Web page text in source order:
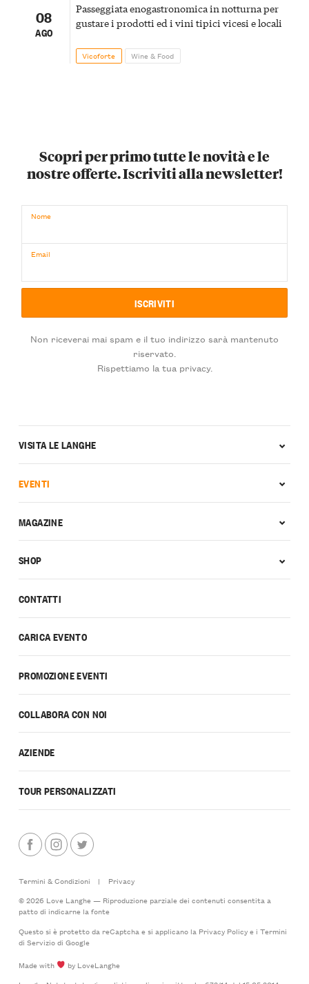
08
AGO
Passeggiata enogastronomica in notturna per
gustare i prodotti ed i vini tipici vicesi e locali
Vicoforte Wine & Food
Scopri per primo tutte le novità e le
nostre offerte. Iscriviti alla newsletter!
Nome
Email
Non riceverai mai spam e il tuo indirizzo sarà mantenuto
riservato.
Rispettiamo la tua privacy.
CONTATTI
CARICA EVENTO
PROMOZIONE EVENTI
COLLABORA CON NOI
AZIENDE
TOUR PERSONALIZZATI
VISITA LE LANGHE
EVENTI
MAGAZINE
SHOP
Termini & Condizioni |
Privacy
© 2026 Love Langhe — Riproduzione parziale dei contenuti consentita a
patto di indicarne la fonte
Questo si è protetto da reCaptcha e si applicano la Privacy Policye i Termini
di Serviziodi Google
Made with
by LoveLanghe